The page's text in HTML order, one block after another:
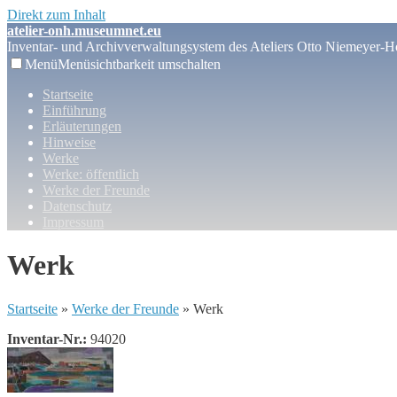
Direkt zum Inhalt
atelier-onh.museumnet.eu
Inventar- und Archivverwaltungsystem des Ateliers Otto Niemeyer-
MenüMenüsichtbarkeit umschalten
Startseite
Einführung
Erläuterungen
Hinweise
Werke
Werke: öffentlich
Werke der Freunde
Datenschutz
Impressum
Werk
Startseite » Werke der Freunde » Werk
Inventar-Nr.: 94020